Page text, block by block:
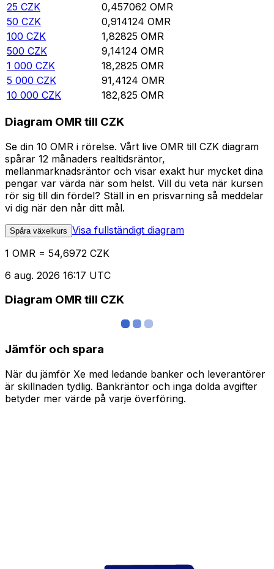
25 CZK 0,457062 OMR
50 CZK 0,914124 OMR
100 CZK 1,82825 OMR
500 CZK 9,14124 OMR
1 000 CZK 18,2825 OMR
5 000 CZK 91,4124 OMR
10 000 CZK 182,825 OMR
Diagram OMR till CZK
Se din 10 OMR i rörelse. Vårt live OMR till CZK diagram
spårar 12 månaders realtidsräntor,
mellanmarknadsräntor och visar exakt hur mycket dina
pengar var värda när som helst. Vill du veta när kursen
rör sig till din fördel? Ställ in en prisvarning så meddelar
vi dig när den når ditt mål.
Spåra växelkurs Visa fullständigt diagram
1 OMR = 54,6972 CZK
6 aug. 2026 16:17 UTC
Diagram OMR till CZK
Jämför och spara
När du jämför Xe med ledande banker och leverantörer
är skillnaden tydlig. Bankräntor och inga dolda avgifter
betyder mer värde på varje överföring.